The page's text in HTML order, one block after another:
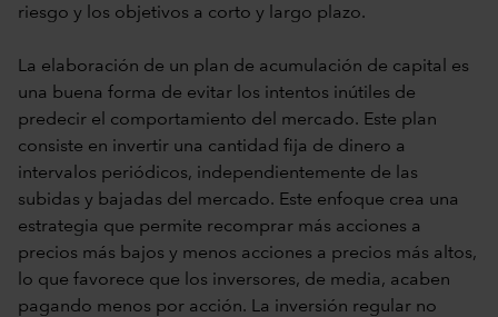
riesgo y los objetivos a corto y largo plazo.
La elaboración de un plan de acumulación de capital es
una buena forma de evitar los intentos inútiles de
predecir el comportamiento del mercado. Este plan
consiste en invertir una cantidad fija de dinero a
intervalos periódicos, independientemente de las
subidas y bajadas del mercado. Este enfoque crea una
estrategia que permite recomprar más acciones a
precios más bajos y menos acciones a precios más altos,
lo que favorece que los inversores, de media, acaben
pagando menos por acción. La inversión regular no